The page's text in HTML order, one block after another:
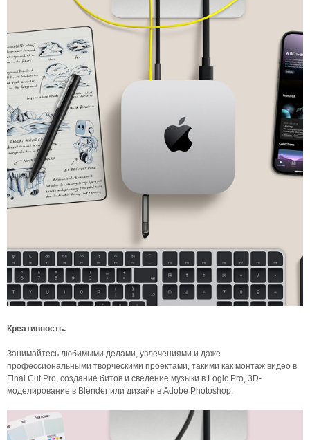
Креативность.
Занимайтесь любимыми делами, увлечениями и даже
профессиональными творческими проектами, такими как монтаж видео в
Final Cut Pro, создание битов и сведение музыки в Logic Pro, 3D-
моделирование в Blender или дизайн в Adobe Photoshop.